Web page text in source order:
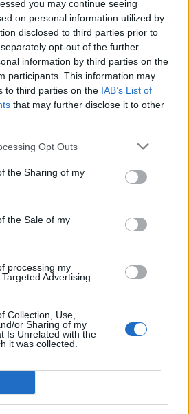
you may continue seeing
on personal information utilized by
disclosed to third parties prior to
opt-out of the further
information by third parties on the
participants. This information may
to third parties on the IAB’s List of
that may further disclose it to other
Opt Outs
the Sharing of my
the Sale of my
processing my
Advertising.
Collection, Use,
or Sharing of my
Is Unrelated with the
it was collected.
αλλά όχι παροχολογική η
για βασιλική κηδεία όταν
(10/08) πολύ υψηλός ο κίνδυνος
17χρονο για βιασμό
το νέο τρεντ της Gen Z που έχει
σε κάδο σκουπιδιών
Ελλάδα: Το προφίλ των